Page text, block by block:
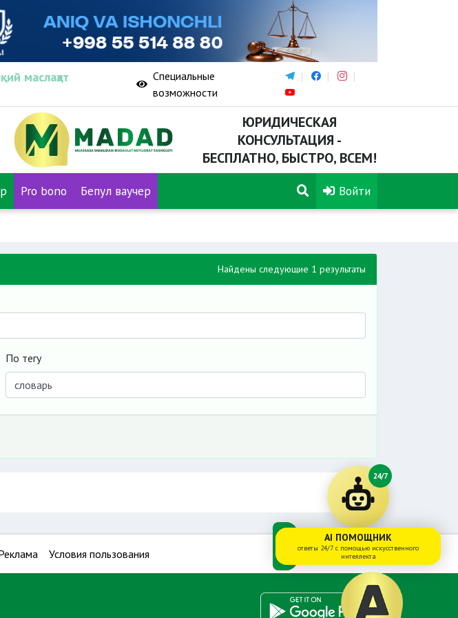
маслаҳат
Специальные
возможности
ЮРИДИЧЕСКАЯ
КОНСУЛЬТАЦИЯ -
БЕСПЛАТНО, БЫСТРО, ВСЕМ!
Pro bono Бепул ваучер Войти
Найдены следующие 1 результаты
По тегу
Условия пользования
24/7
AI ПОМОЩНИК
ответы 24/7 с помощью искусственного
интеллекта